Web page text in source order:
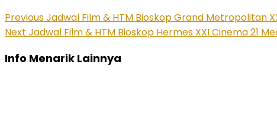
PreviousJadwal Film & HTM Bioskop Grand Metropolitan
Next Jadwal Film & HTM Bioskop Hermes XXI Cinema 21
Info Menarik Lainnya